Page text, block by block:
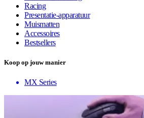
Racing
Presentatie-apparatuur
Muismatten
Accessoires
Bestsellers
Koop op jouw manier
MX Series